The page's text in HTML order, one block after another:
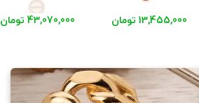
13,455,000 تومان 43,070,000 تومان